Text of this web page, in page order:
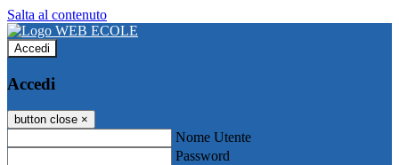
Salta al contenuto
Accedi
Accedi
button close ×
Nome Utente
Password